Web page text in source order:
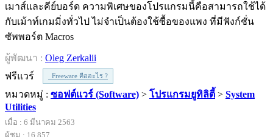
เมาส์และคีย์บอร์ด ความพิเศษของโปรแกรมนี้คือสามารถใช้ได้
กับเม้าท์เกมมิ่งทั่วไป ไม่จำเป็นต้องใช้ซื้อของแพง ที่มีฟังก์ชั่น
ซัพพอร์ต Macros
ผู้พัฒนา : Oleg Zerkalii
ฟรีแวร์
Freeware คืออะไร ?
หมวดหมู่ : ซอฟต์แวร์ (Software) > โปรแกรมยูทิลิตี้ > System
Utilities
เมื่อ : 6 มีนาคม 2563
ผู้ชม : 16,857